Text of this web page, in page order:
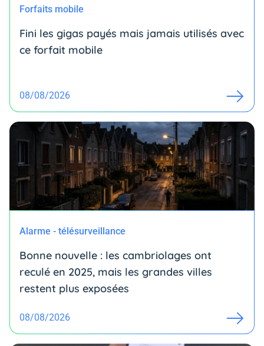
Forfaits mobile
Fini les gigas payés mais jamais utilisés avec
ce forfait mobile
08/08/2026
Alarme - télésurveillance
Bonne nouvelle : les cambriolages ont
reculé en 2025, mais les grandes villes
restent plus exposées
08/08/2026